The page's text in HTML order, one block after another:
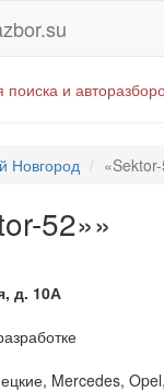
и
Новгород
52»»
д. 10А
Mercedes,